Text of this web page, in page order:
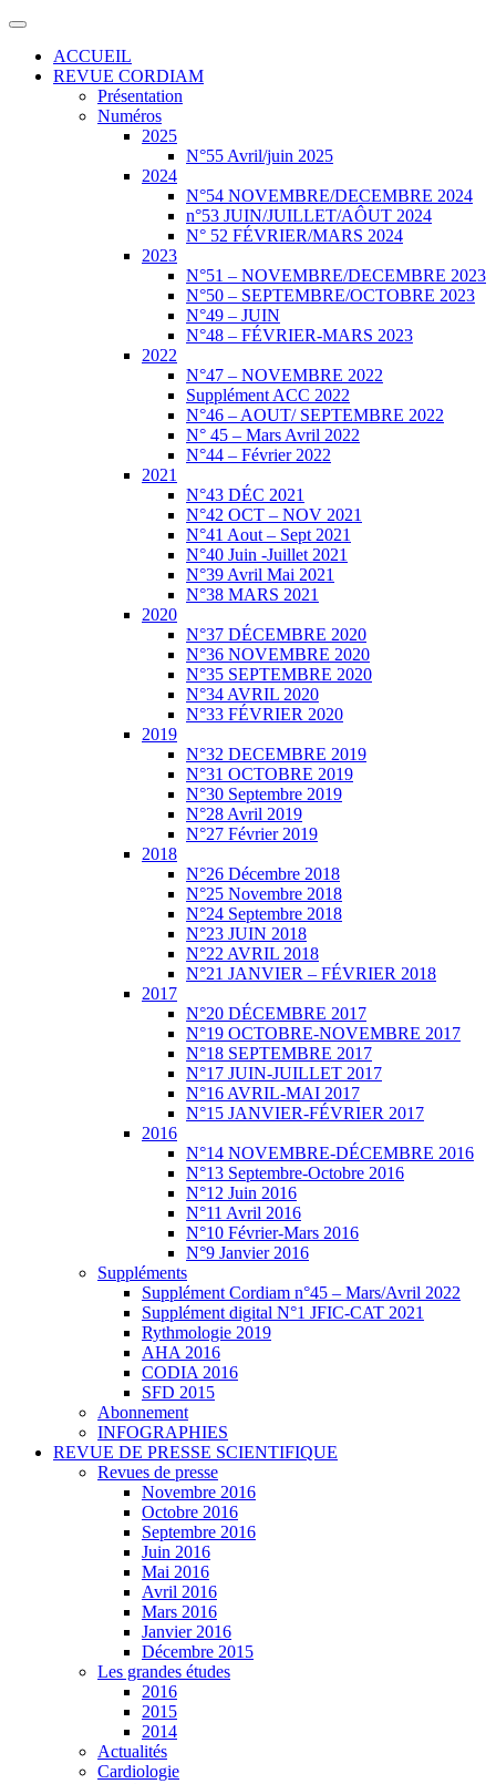
ACCUEIL
REVUE CORDIAM
Présentation
Numéros
2025
N°55 Avril/juin 2025
2024
N°54 NOVEMBRE/DECEMBRE 2024
n°53 JUIN/JUILLET/AÔUT 2024
N° 52 FÉVRIER/MARS 2024
2023
N°51 – NOVEMBRE/DECEMBRE 2023
N°50 – SEPTEMBRE/OCTOBRE 2023
N°49 – JUIN
N°48 – FÉVRIER-MARS 2023
2022
N°47 – NOVEMBRE 2022
Supplément ACC 2022
N°46 – AOUT/ SEPTEMBRE 2022
N° 45 – Mars Avril 2022
N°44 – Février 2022
2021
N°43 DÉC 2021
N°42 OCT – NOV 2021
N°41 Aout – Sept 2021
N°40 Juin -Juillet 2021
N°39 Avril Mai 2021
N°38 MARS 2021
2020
N°37 DÉCEMBRE 2020
N°36 NOVEMBRE 2020
N°35 SEPTEMBRE 2020
N°34 AVRIL 2020
N°33 FÉVRIER 2020
2019
N°32 DECEMBRE 2019
N°31 OCTOBRE 2019
N°30 Septembre 2019
N°28 Avril 2019
N°27 Février 2019
2018
N°26 Décembre 2018
N°25 Novembre 2018
N°24 Septembre 2018
N°23 JUIN 2018
N°22 AVRIL 2018
N°21 JANVIER – FÉVRIER 2018
2017
N°20 DÉCEMBRE 2017
N°19 OCTOBRE-NOVEMBRE 2017
N°18 SEPTEMBRE 2017
N°17 JUIN-JUILLET 2017
N°16 AVRIL-MAI 2017
N°15 JANVIER-FÉVRIER 2017
2016
N°14 NOVEMBRE-DÉCEMBRE 2016
N°13 Septembre-Octobre 2016
N°12 Juin 2016
N°11 Avril 2016
N°10 Février-Mars 2016
N°9 Janvier 2016
Suppléments
Supplément Cordiam n°45 – Mars/Avril 2022
Supplément digital N°1 JFIC-CAT 2021
Rythmologie 2019
AHA 2016
CODIA 2016
SFD 2015
Abonnement
INFOGRAPHIES
REVUE DE PRESSE SCIENTIFIQUE
Revues de presse
Novembre 2016
Octobre 2016
Septembre 2016
Juin 2016
Mai 2016
Avril 2016
Mars 2016
Janvier 2016
Décembre 2015
Les grandes études
2016
2015
2014
Actualités
Cardiologie